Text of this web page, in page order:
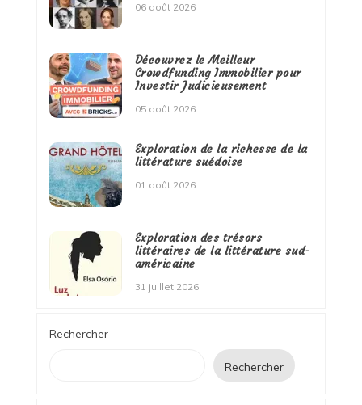
06 août 2026
Découvrez le Meilleur
Crowdfunding Immobilier pour
Investir Judicieusement
05 août 2026
Exploration de la richesse de la
littérature suédoise
01 août 2026
Exploration des trésors
littéraires de la littérature sud-
américaine
31 juillet 2026
Rechercher
Rechercher